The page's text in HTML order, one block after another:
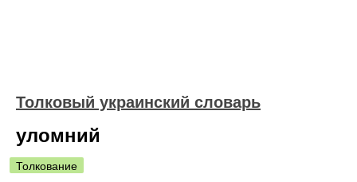
Толковый украинский словарь
уломний
Толкование